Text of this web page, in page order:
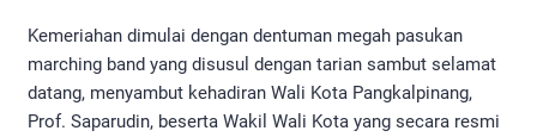
​Kemeriahan dimulai dengan dentuman megah pasukan
marching band yang disusul dengan tarian sambut selamat
datang, menyambut kehadiran Wali Kota Pangkalpinang,
Prof. Saparudin, beserta Wakil Wali Kota yang secara resmi